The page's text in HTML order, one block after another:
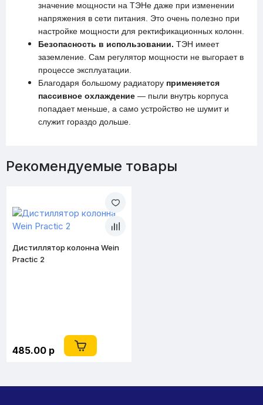
значение мощности на ТЭНе даже при изменении
напряжения в сети питания. Это очень полезно при
настройке мощности для ректификационных колонн.
Безопасность в использовании. ТЭН имеет
заземление. Сам регулятор мощности не выгорает в
процессе эксплуатации.
Благодаря большому радиатору применяется
пассивное охлаждение — пыли внутрь корпуса
попадает меньше, а само устройство не шумит и
служит гораздо дольше.
Рекомендуемые товары
Дистиллятор колонна Wein
Practic 2
485.00 р